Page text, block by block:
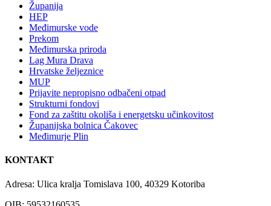
Županija
HEP
Međimurske vode
Prekom
Međimurska priroda
Lag Mura Drava
Hrvatske željeznice
MUP
Prijavite nepropisno odbačeni otpad
Strukturni fondovi
Fond za zaštitu okoliša i energetsku učinkovitost
Županijska bolnica Čakovec
Međimurje Plin
KONTAKT
Adresa: Ulica kralja Tomislava 100, 40329 Kotoriba